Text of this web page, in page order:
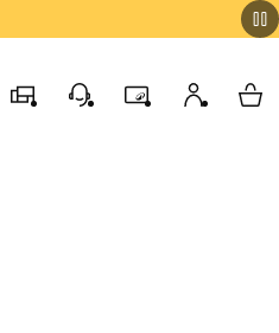
TrgovinePodporo strankam
ProgramMoj račun